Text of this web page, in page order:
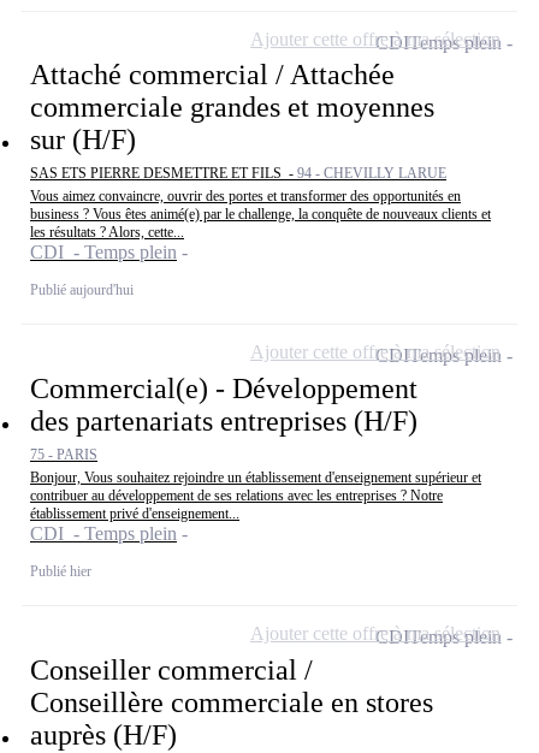
Attaché commercial / Attachée
commerciale grandes et moyennes
sur (H/F)
SAS ETS PIERRE DESMETTRE ET FILS - 94 - CHEVILLY LARUE
Vous aimez convaincre, ouvrir des portes et transformer des opportunités en
business ? Vous êtes animé(e) par le challenge, la conquête de nouveaux clients et
les résultats ? Alors, cette...
CDI - Temps plein
Publié aujourd'hui
CDITemps plein
Ajouter cette offre à ma sélection
Commercial(e) - Développement
des partenariats entreprises (H/F)
75 - PARIS
Bonjour, Vous souhaitez rejoindre un établissement d'enseignement supérieur et
contribuer au développement de ses relations avec les entreprises ? Notre
établissement privé d'enseignement...
CDI - Temps plein
Publié hier
CDITemps plein
Ajouter cette offre à ma sélection
Conseiller commercial /
Conseillère commerciale en stores
auprès (H/F)
CDITemps plein
Ajouter cette offre à ma sélection